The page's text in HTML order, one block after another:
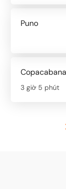
Puno
Copacabana
3 giờ 5 phút